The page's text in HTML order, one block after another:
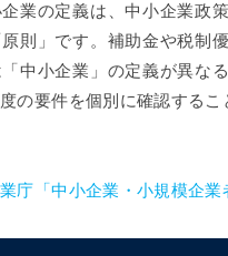
業の定義は、中小企業政
則」です。補助金や税制
中小企業」の定義が異な
の要件を個別に確認するこ
庁「中小企業・小規模企業